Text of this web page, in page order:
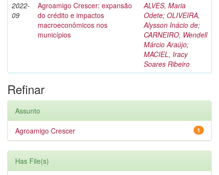
2022-
09
Agroamigo Crescer: expansão
do crédito e impactos
macroeconômicos nos
municípios
ALVES, Maria
Odete; OLIVEIRA,
Alysson Inácio de;
CARNEIRO, Wendell
Márcio Araújo;
MACIEL, Iracy
Soares Ribeiro
Refinar
Assunto
1
Agroamigo Crescer
Has File(s)